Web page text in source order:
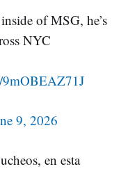
of MSG, he’s
NYC
9, 2026
en esta